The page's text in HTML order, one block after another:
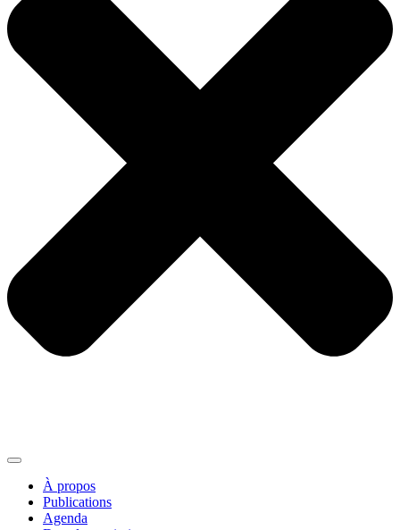
À propos
Publications
Agenda